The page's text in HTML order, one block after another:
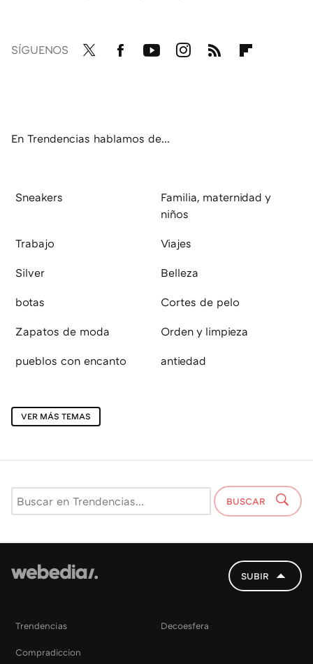
SÍGUENOS
En Trendencias hablamos de...
Sneakers
Familia, maternidad y
niños
Trabajo Viajes
Silver Belleza
botas Cortes de pelo
Zapatos de moda Orden y limpieza
pueblos con encanto antiedad
VER MÁS TEMAS
BUSCAR
SUBIR
Trendencias Decoesfera
Compradiccion